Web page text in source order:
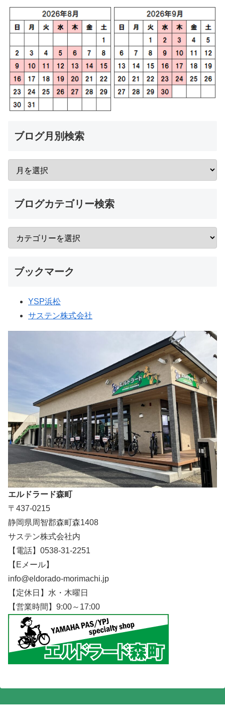
ブログ月別検索
ブログカテゴリー検索
ブックマーク
YSP浜松
サステン株式会社
エルドラード森町
〒437-0215
静岡県周智郡森町森1408
サステン株式会社内
【電話】0538-31-2251
【Eメール】
info@eldorado-morimachi.jp
【定休日】水・木曜日
【営業時間】9:00～17:00